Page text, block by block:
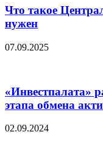
Что такое
нужен
07.09.2025
«Инвестпалата»
этапа обмена
02.09.2024